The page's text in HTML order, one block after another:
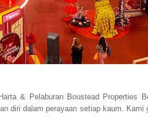
& Pelaburan Boustead Properties
diri dalam perayaan setiap kaum.